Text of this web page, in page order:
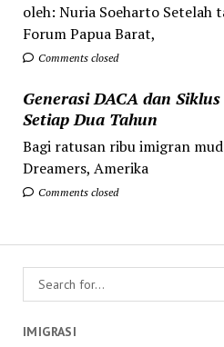
oleh: Nuria Soeharto Setelah
Forum Papua Barat,
Comments closed
Generasi DACA dan
Setiap Dua Tahun
Bagi ratusan ribu imigran
Dreamers, Amerika
Comments closed
IMIGRASI